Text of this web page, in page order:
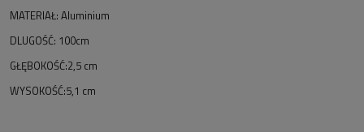
MATERIAŁ: Aluminium
DLUGOŚĆ: 100cm
GŁĘBOKOŚĆ:2,5 cm
WYSOKOŚĆ:5,1 cm